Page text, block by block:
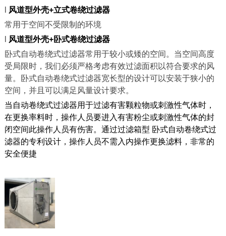
风道型外壳+立式卷绕过滤器
常用于空间不受限制的环境
风道型外壳+卧式卷绕过滤器
卧式自动卷绕式过滤器常用于较小或矮的空间。当空间高度
受局限时，我们必须严格考虑有效过滤面积以符合要求的风
量。卧式自动卷绕式过滤器宽长型的设计可以安装于狭小的
空间，并且可以满足风量设计要求。
当自动卷绕式过滤器用于过滤有害颗粒物或刺激性气体时，
在更换率料时，操作人员要进入有害粉尘或刺激性气体的封
闭空间此操作人员有伤害。通过过滤箱型 卧式自动卷绕式过
滤器的专利设计，操作人员不需入内操作更换滤料，非常的
安全便捷